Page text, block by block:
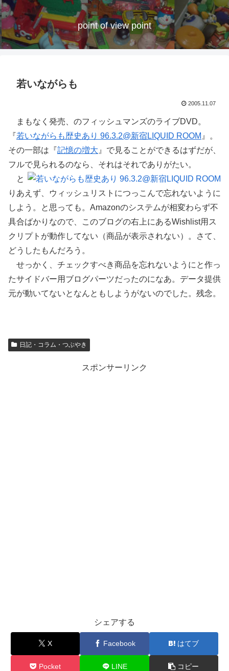
point of view point
若いながらも
2005.11.07
まもなく発売、のフィッシュマンズのライブDVD。
『若いながらも歴史あり 96.3.2@新宿LIQUID ROOM 』。
その一部は『記憶の増大 』で見ることができるはずだが、
フルで見られるのなら、それはそれでありがたい。
と
りあえず、ウィッシュリストにつっこんで忘れないように
しよう。と思っても。Amazonのシステムが相変わらず不
具合ばかりなので、このブログの右上にあるWishlist用ス
クリプトが動作してない（商品が表示されない）。さて、
どうしたもんだろう。
せっかく、チェックすべき商品を忘れないようにと作っ
たサイドバー用ブログパーツだったのになあ。データ提供
元が動いてないとなんともしようがないのでした。残念。
日記・コラム・つぶやき
スポンサーリンク
シェアする
X Facebook はてブ
Pocket LINE コピー